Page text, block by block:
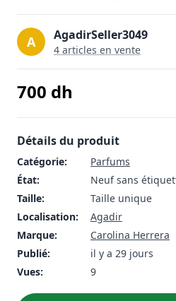
A AgadirSeller3049
4 articles en vente
700 dh
Détails du produit
Catégorie:
Parfums
État:
Neuf sans
Taille:
Taille unique
Localisation:
Agadir
Marque:
Carolina Herrera
Publié:
il y a 29 jours
Vues:
9